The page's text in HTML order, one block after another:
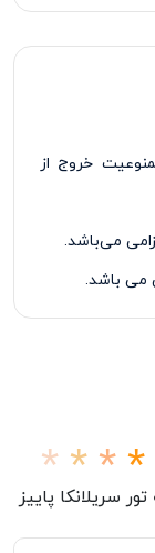
خروج از
می باشد.
تور سریلانکا پاییز